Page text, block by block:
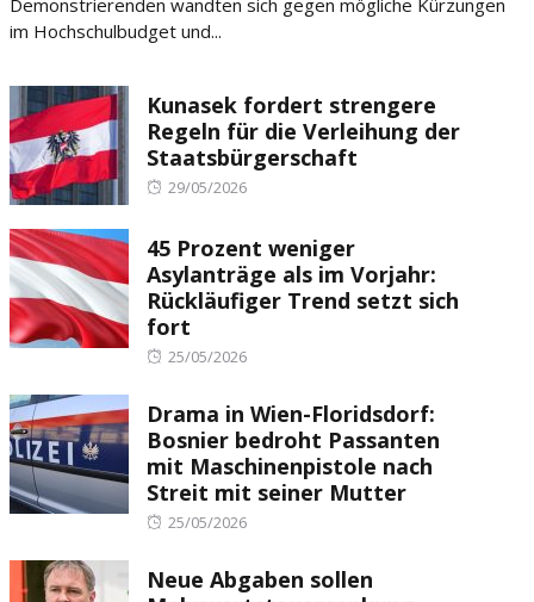
im Hochschulbudget und...
Kunasek fordert strengere
Regeln für die Verleihung der
Staatsbürgerschaft
Posted
29/05/2026
45 Prozent weniger
Asylanträge als im Vorjahr:
Rückläufiger Trend setzt sich
fort
Posted
25/05/2026
Drama in Wien-Floridsdorf:
Bosnier bedroht Passanten
mit Maschinenpistole nach
Streit mit seiner Mutter
Posted
25/05/2026
Neue Abgaben sollen